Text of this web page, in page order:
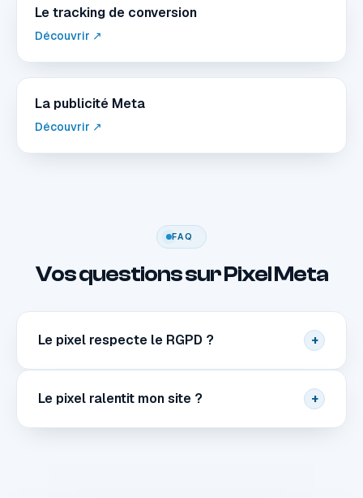
Le tracking de conversion
Découvrir ↗
La publicité Meta
Découvrir ↗
FAQ
Vos questions sur Pixel Meta
Le pixel respecte le RGPD ? +
Le pixel ralentit mon site ? +